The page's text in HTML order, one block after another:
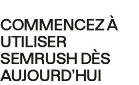
COMMENCEZ À
UTILISER
SEMRUSH DÈS
AUJOURD’HUI